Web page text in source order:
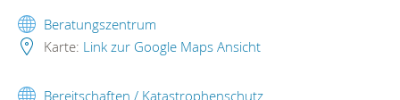
Beratungszentrum
Karte: Link zur Google Maps Ansicht
Bereitschaften / Katastrophenschutz